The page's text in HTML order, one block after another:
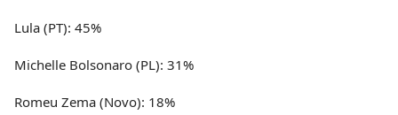
Lula (PT): 45%
Michelle Bolsonaro (PL): 31%
Romeu Zema (Novo): 18%